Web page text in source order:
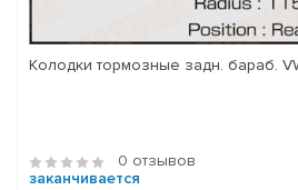
Колодки тормозные задн. бараб.
0 отзывов
заканчивается